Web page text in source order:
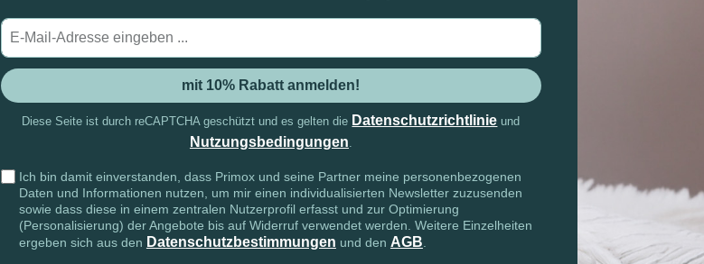
Adresse
mit 10% Rabatt anmelden!
Diese Seite ist durch reCAPTCHA geschützt und es gelten die Datenschutzrichtlinie und
Nutzungsbedingungen.
Ich bin damit einverstanden, dass Primox und seine Partner meine personenbezogenen
Daten und Informationen nutzen, um mir einen individualisierten Newsletter zuzusenden
sowie dass diese in einem zentralen Nutzerprofil erfasst und zur Optimierung
(Personalisierung) der Angebote bis auf Widerruf verwendet werden. Weitere Einzelheiten
ergeben sich aus den Datenschutzbestimmungen und den AGB.